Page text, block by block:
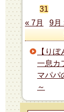
31
« 7月
9月
【り
一息カ
マパパ
～